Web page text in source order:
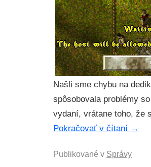
Našli sme chybu na
spôsobovala problémy
vydaní, vrátane toho, že
Pokračovať v čítaní →
Publikované v Správy